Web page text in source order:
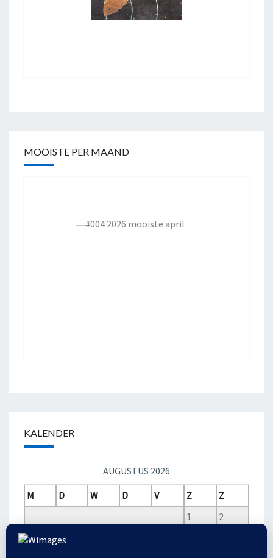
MOOISTE PER MAAND
KALENDER
AUGUSTUS 2026
M
D W D V Z
Z
1
2
3
4